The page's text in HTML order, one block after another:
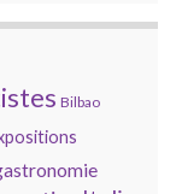
Bilbao